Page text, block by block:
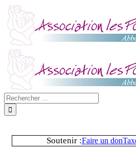
Soutenir :Faire un don